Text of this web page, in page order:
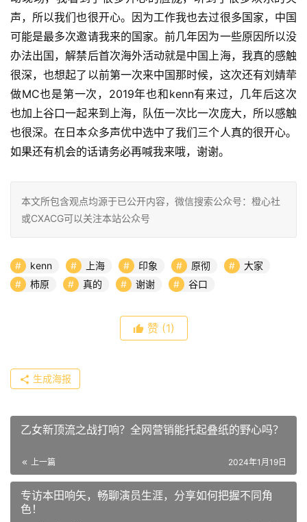
声，所以我们也很开心。因为工作我也去过很多国家，中国
可能是最多次邀请我来的国家。前几年因为一些原因所以没
办法出国，解禁后首次海外活动就是中国上海，我真的感触
很深，也想起了以前第一次来中国那时候，这次还有刘婧荦
做MC也是第一次，2019年也和kenn有来过，几年后这次
也加上谷口一起来到上海，队伍一次比一次庞大，所以感触
也很深。在日本众多声优中选中了我们三个人真的很开心。
如果还有机会的话请务必再喊我来哦，谢谢。
本文所包含观点均源于已公开内容，微信搜索公众号：橙心社
或CXACG可以关注本站公众号
kenn 上海 印象 原彻
大家
柿原
真的 谢谢 谷口
赞 (1)
生成海报
乙女新顶流之战打响？全网营销能托起叠纸的野心吗？
上一篇 2024年1月19日
专访本田响矢，畅聊演员生涯，分享如何把握不同角
色！